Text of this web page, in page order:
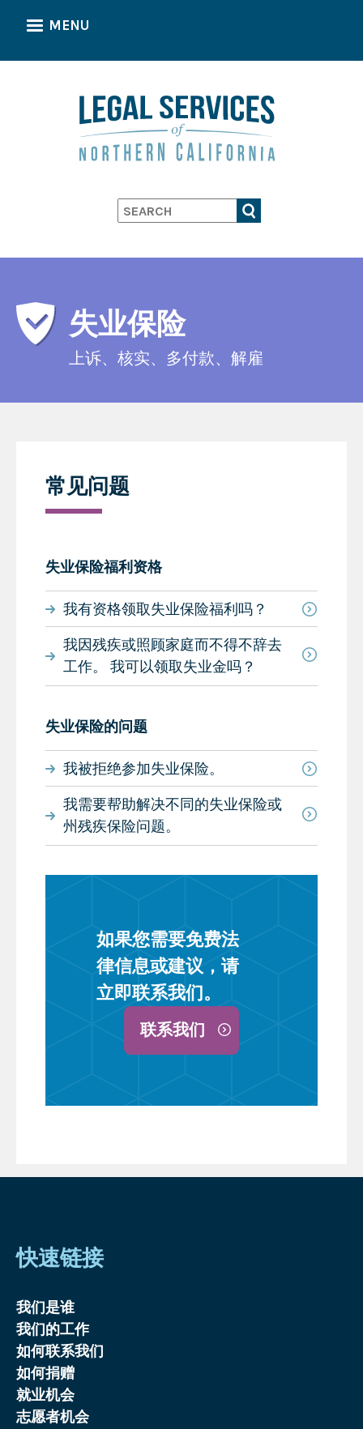
MENU
Search
失业保险
上诉、核实、多付款、解雇
常见问题
失业保险福利资格
我有资格领取失业保险福利吗？
我因残疾或照顾家庭而不得不辞去
工作。 我可以领取失业金吗？
失业保险的问题
我被拒绝参加失业保险。
我需要帮助解决不同的失业保险或
州残疾保险问题。
如果您需要免费法
律信息或建议，请
立即联系我们。
联系我们
快速链接
我们是谁
我们的工作
如何联系我们
如何捐赠
就业机会
志愿者机会